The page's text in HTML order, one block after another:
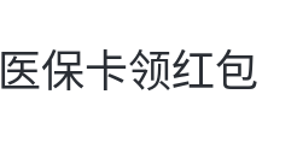
保卡领红包